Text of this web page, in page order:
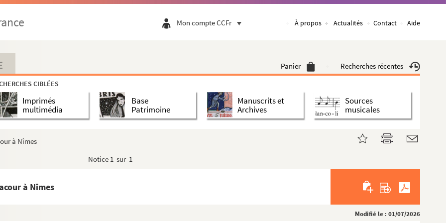
Mon compte CCFr À propos Actualités Contact Aide
Panier Recherches récentes
CIBLÉES
Imprimés
multimédia
Base
Patrimoine
Manuscrits et
Archives
Sources
musicales
à Nîmes
Notice 1 sur 1
à Nîmes
Modifié le : 01/07/2026
articles réunis par lui